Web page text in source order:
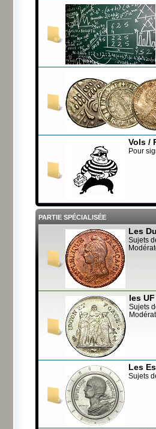
Vols /
Pour
PARTIE SPÉCIALISÉE
Les
Sujets
les UF
Sujets
Les
Sujets